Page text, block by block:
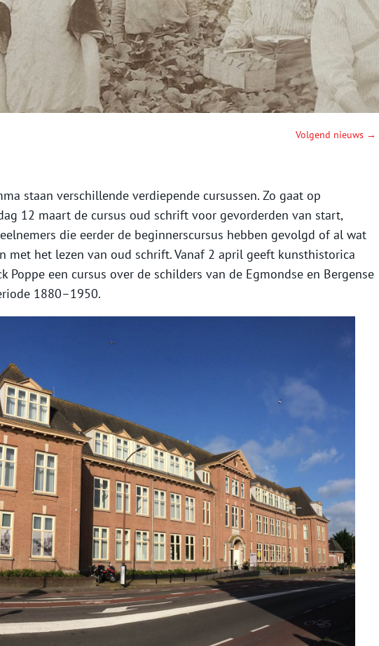
Volgend nieuws →
staan verschillende verdiepende cursussen. Zo gaat op
12 maart de cursus oud schrift voor gevorderden van start,
die eerder de beginnerscursus hebben gevolgd of al wat
met het lezen van oud schrift. Vanaf 2 april geeft kunsthistorica
Poppe een cursus over de schilders van de Egmondse en Bergense
1880–1950.